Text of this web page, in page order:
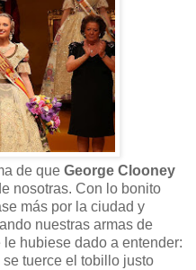
de que George Clooney
nosotras. Con lo bonito
más por la ciudad y
nuestras armas de
hubiese dado a entender:
tuerce el tobillo justo